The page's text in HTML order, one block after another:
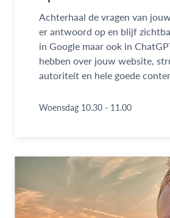
Achterhaal de vragen van
er antwoord op en blijf
in Google maar ook in
hebben over jouw website,
autoriteit en hele goede
Woensdag 10.30 - 11.00